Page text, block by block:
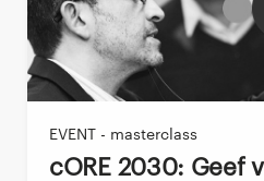
EVENT - masterclass
CORE 2030: Geef vorm aan de